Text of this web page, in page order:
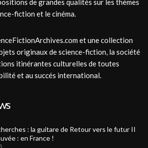
de grandes qualités sur les thèmes
fiction et le cinéma.
et une collection
originaux de science-fiction, la société
itinérantes culturelles de toutes
et au succés international.
: la guitare de Retour vers le futur II
: en France !